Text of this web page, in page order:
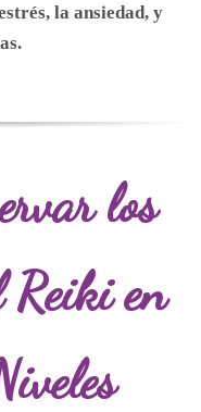
la ansiedad, y
los
Reikien